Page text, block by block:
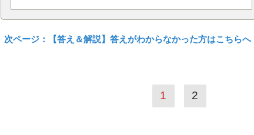
次ページ：【答え＆解説】答えがわからなかった方はこちらへ
1 2